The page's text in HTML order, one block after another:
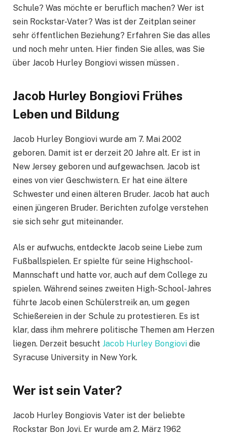
Schule? Was möchte er beruflich machen? Wer ist
sein Rockstar-Vater? Was ist der Zeitplan seiner
sehr öffentlichen Beziehung? Erfahren Sie das alles
und noch mehr unten. Hier finden Sie alles, was Sie
über Jacob Hurley Bongiovi wissen müssen .
Jacob Hurley Bongiovi Frühes
Leben und Bildung
Jacob Hurley Bongiovi wurde am 7. Mai 2002
geboren. Damit ist er derzeit 20 Jahre alt. Er ist in
New Jersey geboren und aufgewachsen. Jacob ist
eines von vier Geschwistern. Er hat eine ältere
Schwester und einen älteren Bruder. Jacob hat auch
einen jüngeren Bruder. Berichten zufolge verstehen
sie sich sehr gut miteinander.
Als er aufwuchs, entdeckte Jacob seine Liebe zum
Fußballspielen. Er spielte für seine Highschool-
Mannschaft und hatte vor, auch auf dem College zu
spielen. Während seines zweiten High-School-Jahres
führte Jacob einen Schülerstreik an, um gegen
Schießereien in der Schule zu protestieren. Es ist
klar, dass ihm mehrere politische Themen am Herzen
liegen. Derzeit besucht Jacob Hurley Bongiovi die
Syracuse University in New York.
Wer ist sein Vater?
Jacob Hurley Bongiovis Vater ist der beliebte
Rockstar Bon Jovi. Er wurde am 2. März 1962